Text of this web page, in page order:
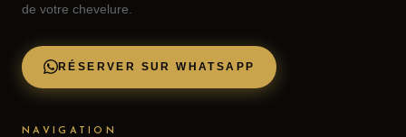
de votre chevelure.
RÉSERVER SUR WHATSAPP
NAVIGATION